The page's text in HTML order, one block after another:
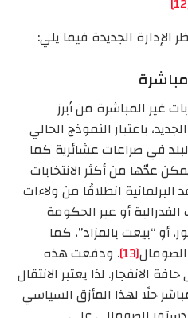
الإدارة الجديدة فيما يلي:
مباشرة
غير المباشرة من أبرز
باعتبار النموذج الحالي
في صراعات عشائرية كما
يمكن عدّها من أكثر الانتخابات
انطلاقًا من ولاءات
أو عبر الحكومة
أو “بيعت بالمزاد”، كما
[13]
. ودفعت هذه
الانفجار. لذا يعتبر الانتقال
حلًا لهذا المأزق السياسي